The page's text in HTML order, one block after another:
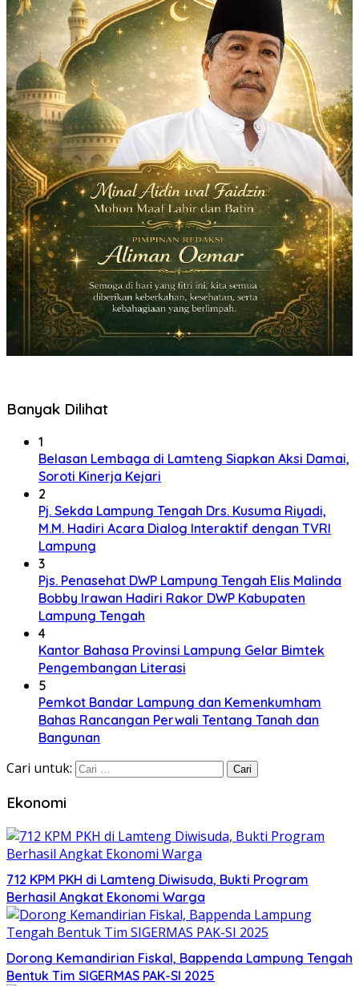
Banyak Dilihat
1
Belasan Lembaga di Lamteng Siapkan Aksi Damai,
Soroti Kinerja Kejari
2
Pj. Sekda Lampung Tengah Drs. Kusuma Riyadi,
M.M. Hadiri Acara Dialog Interaktif dengan TVRI
Lampung
3
Pjs. Penasehat DWP Lampung Tengah Elis Malinda
Bobby Irawan Hadiri Rakor DWP Kabupaten
Lampung Tengah
4
Kantor Bahasa Provinsi Lampung Gelar Bimtek
Pengembangan Literasi
5
Pemkot Bandar Lampung dan Kemenkumham
Bahas Rancangan Perwali Tentang Tanah dan
Bangunan
Cari untuk:
Ekonomi
712 KPM PKH di Lamteng Diwisuda, Bukti Program
Berhasil Angkat Ekonomi Warga
Dorong Kemandirian Fiskal, Bappenda Lampung Tengah
Bentuk Tim SIGERMAS PAK-SI 2025